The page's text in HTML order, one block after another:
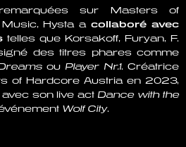
sur Masters of
Music, Hysta acollaboré avec
telles que Korsakoff, Furyan, F.
des titres phares comme
ou Player Nr.1. Créatrice
of Hardcore Austria en 2023,
avec son live act Dance with the
Wolf City.